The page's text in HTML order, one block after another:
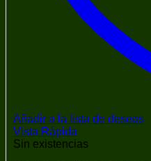
Añadir a la lista de deseos
Vista Rápida
Sin existencias